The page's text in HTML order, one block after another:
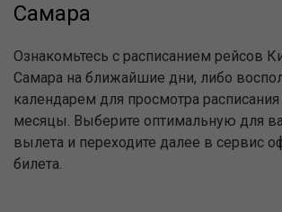
Самара
Ознакомьтесь с расписанием рейсов
Самара на ближайшие дни, либо
календарем для просмотра
месяцы. Выберите оптимальную для
вылета и переходите далее в сервис
билета.